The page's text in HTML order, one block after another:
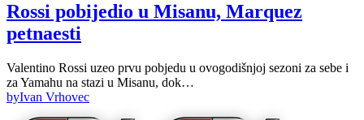
Rossi pobijedio u Misanu, Marquez
petnaesti
Valentino Rossi uzeo prvu pobjedu u ovogodišnjoj sezoni za sebe i
za Yamahu na stazi u Misanu, dok…
byIvan Vrhovec